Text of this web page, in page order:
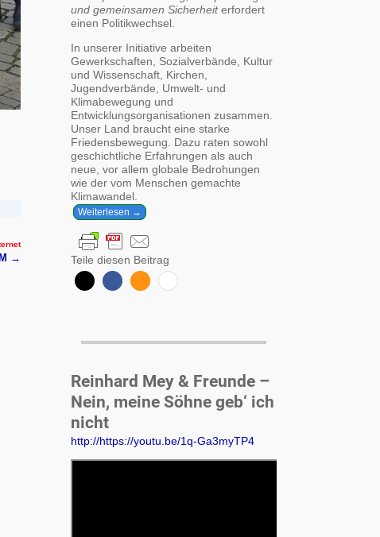
→
und gemeinsamen Sicherheiterfordert
einen Politikwechsel.
In unserer Initiative arbeiten
Gewerkschaften, Sozialverbände, Kultur
und Wissenschaft, Kirchen,
Jugendverbände, Umwelt- und
Klimabewegung und
Entwicklungsorganisationen zusammen.
Unser Land braucht eine starke
Friedensbewegung. Dazu raten sowohl
geschichtliche Erfahrungen als auch
neue, vor allem globale Bedrohungen
wie der vom Menschen gemachte
Klimawandel.
Weiterlesen →
Teile diesen Beitrag
Reinhard Mey & Freunde –
Nein, meine Söhne geb‘ ich
nicht
http://https://youtu.be/1q-Ga3myTP4